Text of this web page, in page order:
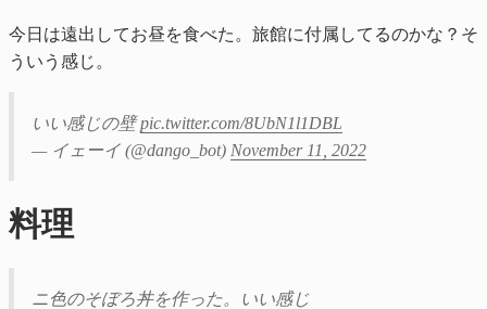
今日は遠出してお昼を食べた。旅館に付属してるのかな？そ
ういう感じ。
いい感じの壁pic.twitter.com/8UbN1l1DBL
— イェーイ (@dango_bot) November 11, 2022
料理
ニ色のそぼろ丼を作った。いい感じ